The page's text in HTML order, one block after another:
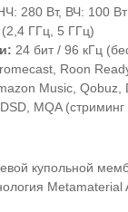
280 Вт, ВЧ: 100
ГГц, 5 ГГц)
24 бит / 96 кГц
Roon
Music,
MQA
купольной
Metamaterial